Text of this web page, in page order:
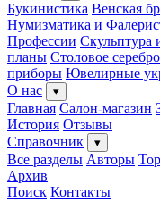
Букинистика Венская
Нумизматика и
Профессии Скульптура
планы Столовое серебро
приборы Ювелирные
О нас
▾
Главная Салон-магазин
История Отзывы
Справочник
▾
Все разделы Авторы
Архив
Поиск Контакты